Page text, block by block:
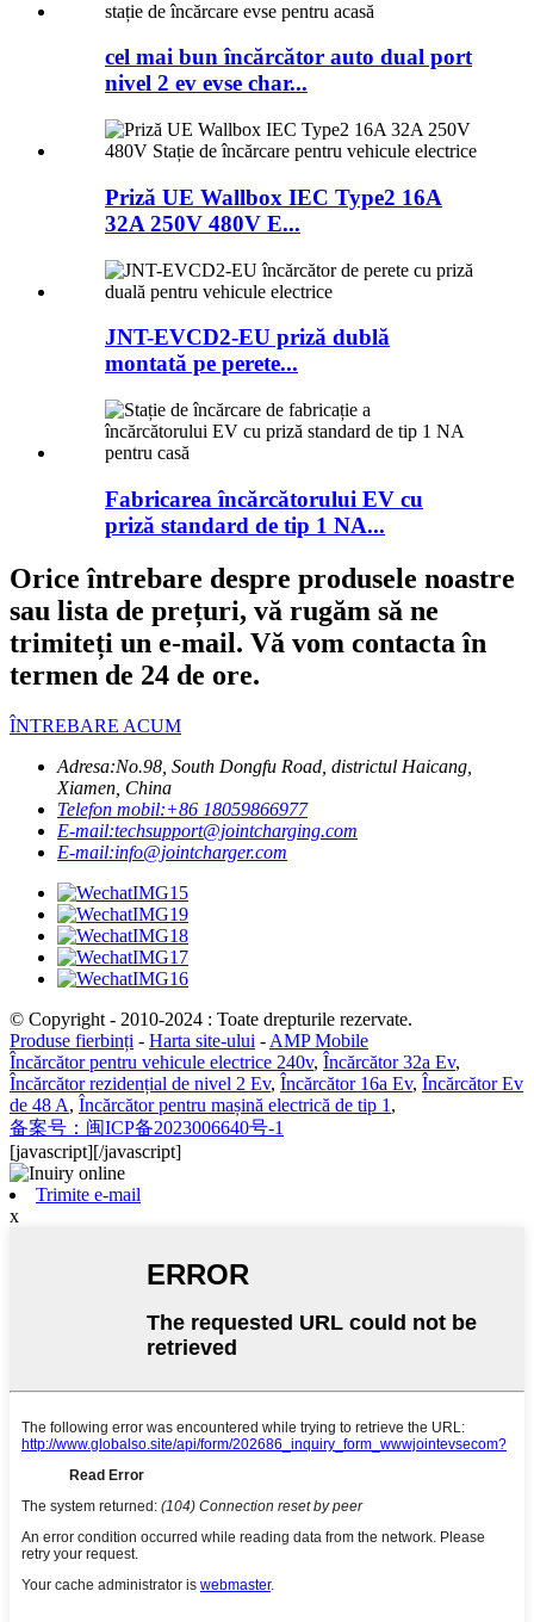
cel mai bun încărcător auto dual port
nivel 2 ev evse char...
Priză UE Wallbox IEC Type2 16A
32A 250V 480V E...
JNT-EVCD2-EU priză dublă
montată pe perete...
Fabricarea încărcătorului EV cu
priză standard de tip 1 NA...
Orice întrebare despre produsele noastre
sau lista de prețuri, vă rugăm să ne
trimiteți un e-mail. Vă vom contacta în
termen de 24 de ore.
ÎNTREBARE ACUM
Adresa:No.98, South Dongfu Road, districtul Haicang,
Xiamen, China
Telefon mobil:+86 18059866977
E-mail:techsupport@jointcharging.com
E-mail:info@jointcharger.com
© Copyright - 2010-2024 : Toate drepturile rezervate.
Produse fierbinți - Harta site-ului - AMP Mobile
Încărcător pentru vehicule electrice 240v, Încărcător 32a Ev,
Încărcător rezidențial de nivel 2 Ev, Încărcător 16a Ev, Încărcător Ev
de 48 A, Încărcător pentru mașină electrică de tip 1 ,
备案号：闽ICP备2023006640号-1
[javascript][/javascript]
Trimite e-mail
x